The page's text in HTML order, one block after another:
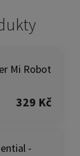
Mi Robot
329 Kč
-